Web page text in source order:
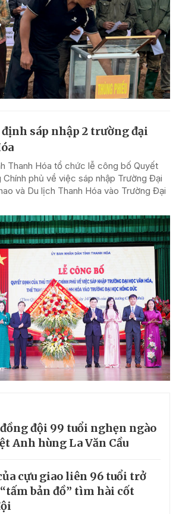
sáp nhập 2 trường đại
Thanh Hóa tổ chức lễ công bố Quyết
phủ về việc sáp nhập Trường Đại
và Du lịch Thanh Hóa vào Trường Đại
đội 99 tuổi nghẹn ngào
Anh hùng La Văn Cầu
cựu giao liên 96 tuổi trở
bản đồ” tìm hài cốt